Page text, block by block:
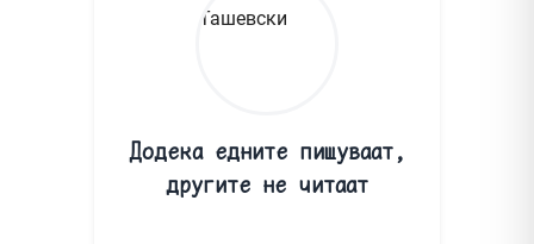
Додека едните пишуваат,
другите не читаат